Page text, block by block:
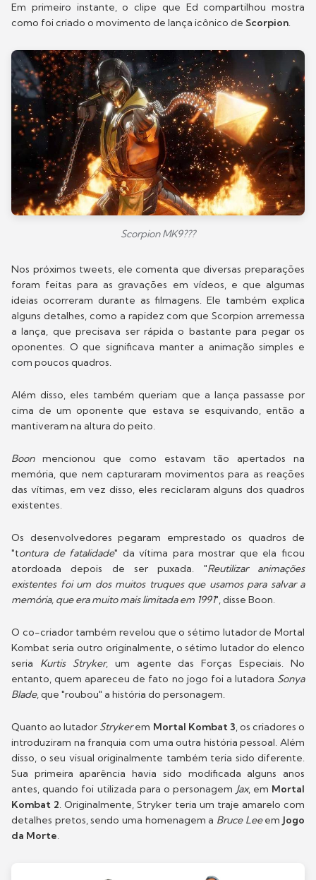
Em primeiro instante, o clipe que Ed compartilhou mostra
como foi criado o movimento de lança icônico de Scorpion.
Scorpion MK9???
Nos próximos tweets, ele comenta que diversas preparações
foram feitas para as gravações em vídeos, e que algumas
ideias ocorreram durante as filmagens. Ele também explica
alguns detalhes, como a rapidez com que Scorpion arremessa
a lança, que precisava ser rápida o bastante para pegar os
oponentes. O que significava manter a animação simples e
com poucos quadros.
Além disso, eles também queriam que a lança passasse por
cima de um oponente que estava se esquivando, então a
mantiveram na altura do peito.
Boonmencionou que como estavam tão apertados na
memória, que nem capturaram movimentos para as reações
das vítimas, em vez disso, eles reciclaram alguns dos quadros
existentes.
Os desenvolvedores pegaram emprestado os quadros de
"tontura de fatalidade" da vítima para mostrar que ela ficou
atordoada depois de ser puxada. "Reutilizar animações
existentes foi um dos muitos truques que usamos para salvar a
memória, que era muito mais limitada em 1991", disse Boon.
O co-criador também revelou que o sétimo lutador de Mortal
Kombat seria outro originalmente, o sétimo lutador do elenco
seria Kurtis Stryker, um agente das Forças Especiais. No
entanto, quem apareceu de fato no jogo foi a lutadora Sonya
Blade, que "roubou" a história do personagem.
Quanto ao lutador Strykerem Mortal Kombat 3, os criadores o
introduziram na franquia com uma outra história pessoal. Além
disso, o seu visual originalmente também teria sido diferente.
Sua primeira aparência havia sido modificada alguns anos
antes, quando foi utilizada para o personagem Jax, em Mortal
Kombat 2. Originalmente, Stryker teria um traje amarelo com
detalhes pretos, sendo uma homenagem a Bruce LeeemJogo
da Morte.